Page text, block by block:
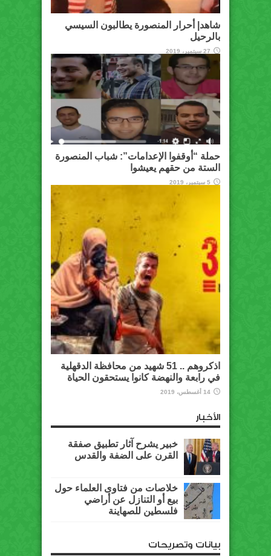
شاهد| أحرار المنصورة يطالبون السيسي
بالرحيل
27 سبتمبر، 2019
حملة “أوقفوا الإعدامات”: شباب المنصورة
الستة من حقهم يعيشوا
5 سبتمبر، 2019
اذكروهم .. 51 شهيد من محافظة الدقهلية
في رابعة والنهضة كانوا يستحقون الحياة
14 أغسطس، 2019
الأخبار
خبير يشرح آثار تطبيق صفقة
القرن على الضفة والقدس
خلاصات من فتاوى العلماء حول
بيع أو التنازل عن أراضي
فلسطين للصهاينة
بيانات وتصريحات